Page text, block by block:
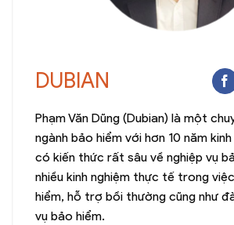
DUBIAN
Phạm Văn Dũng (Dubian) là một
ngành bảo hiểm với hơn 10 năm
có kiến thức rất sâu về nghiệp vụ
nhiều kinh nghiệm thực tế trong
hiểm, hỗ trợ bồi thường cũng như
vụ bảo hiểm.